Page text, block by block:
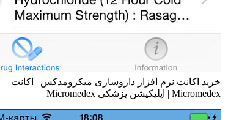
خرید اکانت نرم افزار داروسازی میکرومدکس | اکانت
Micromedex | اپلیکیشن پزشکی Micromedex